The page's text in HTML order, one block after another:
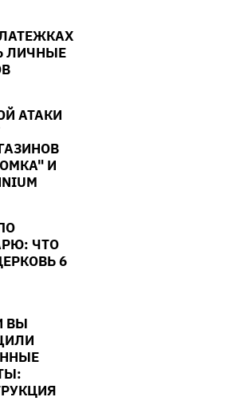
ЛИЧНЫЕ
АТАКИ
И
ЧТО
6
ВЫ